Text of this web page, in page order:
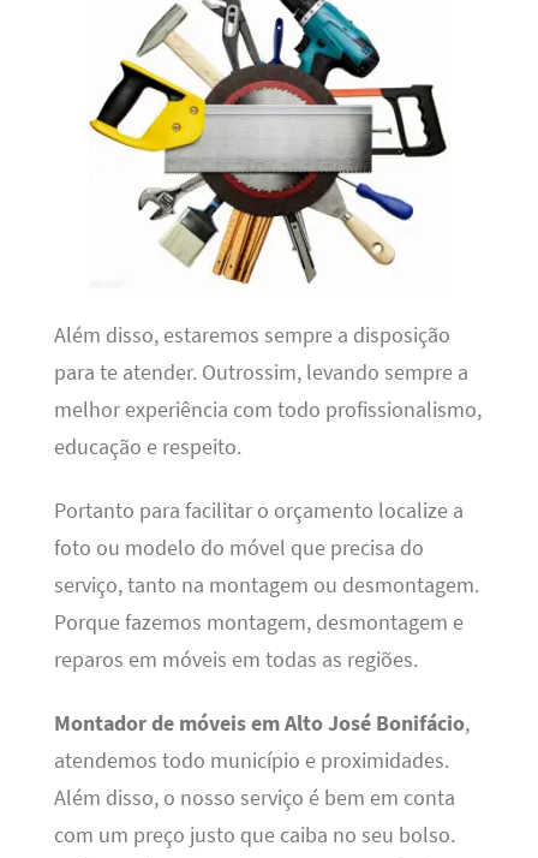
Além disso, estaremos sempre a disposição
para te atender. Outrossim, levando sempre a
melhor experiência com todo profissionalismo,
educação e respeito.
Portanto para facilitar o orçamento localize a
foto ou modelo do móvel que precisa do
serviço, tanto na montagem ou desmontagem.
Porque fazemos montagem, desmontagem e
reparos em móveis em todas as regiões.
Montador de móveis em Alto José Bonifácio,
atendemos todo município e proximidades.
Além disso, o nosso serviço é bem em conta
com um preço justo que caiba no seu bolso.